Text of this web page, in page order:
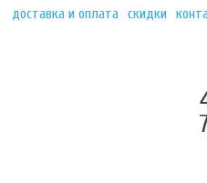
доставка и оплата скидки